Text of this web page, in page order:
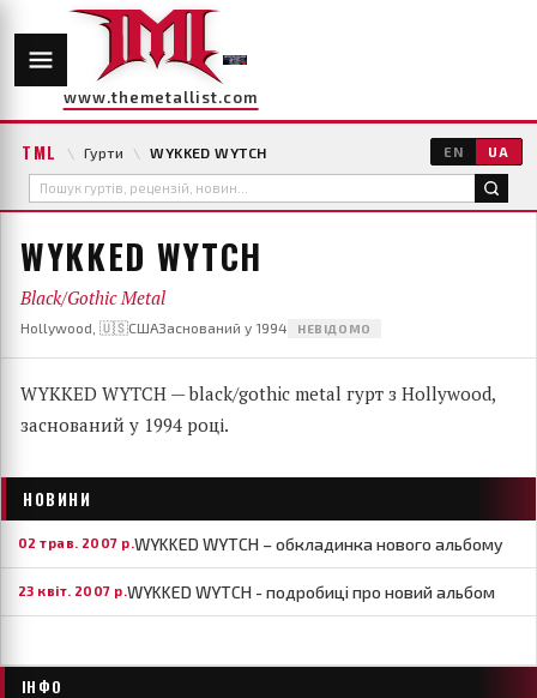
www.themetallist.com
TML \ Гурти \ WYKKED WYTCH EN UA
WYKKED WYTCH
Black/Gothic Metal
Hollywood, 🇺🇸СШАЗаснований у 1994 НЕВІДОМО
WYKKED WYTCH — black/gothic metal гурт з Hollywood,
заснований у 1994 році.
НОВИНИ
02 трав. 2007 р.WYKKED WYTCH – обкладинка нового альбому
23 квіт. 2007 р.WYKKED WYTCH - подробиці про новий альбом
ІНФО